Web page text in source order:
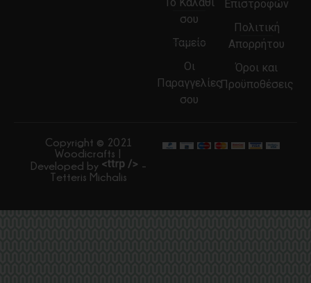
σου
Ταμείο
Οι
Παραγγελίες
σου
Επιστροφών
Πολιτική
Απορρήτου
Όροι και
Προϋποθέσεις
Copyright © 2021
Woodicrafts |
Developed by
-
Tetteris Michalis